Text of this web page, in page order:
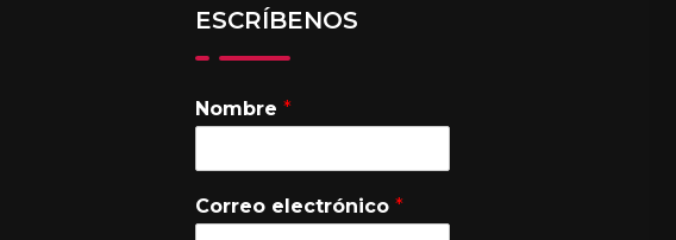
ESCRÍBENOS
Nombre*
Correo electrónico*